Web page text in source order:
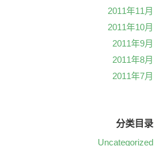
2011年11月
2011年10月
2011年9月
2011年8月
2011年7月
分类目录
Uncategorized